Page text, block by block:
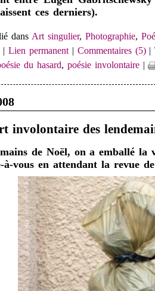
ces derniers).
dansArt singulier, Photographie,
|Lien permanent| Commentaires (5)|
du hasard, poésie involontaire|
involontaire des
de Noël, on a emballé la
à-vous en attendant la revue